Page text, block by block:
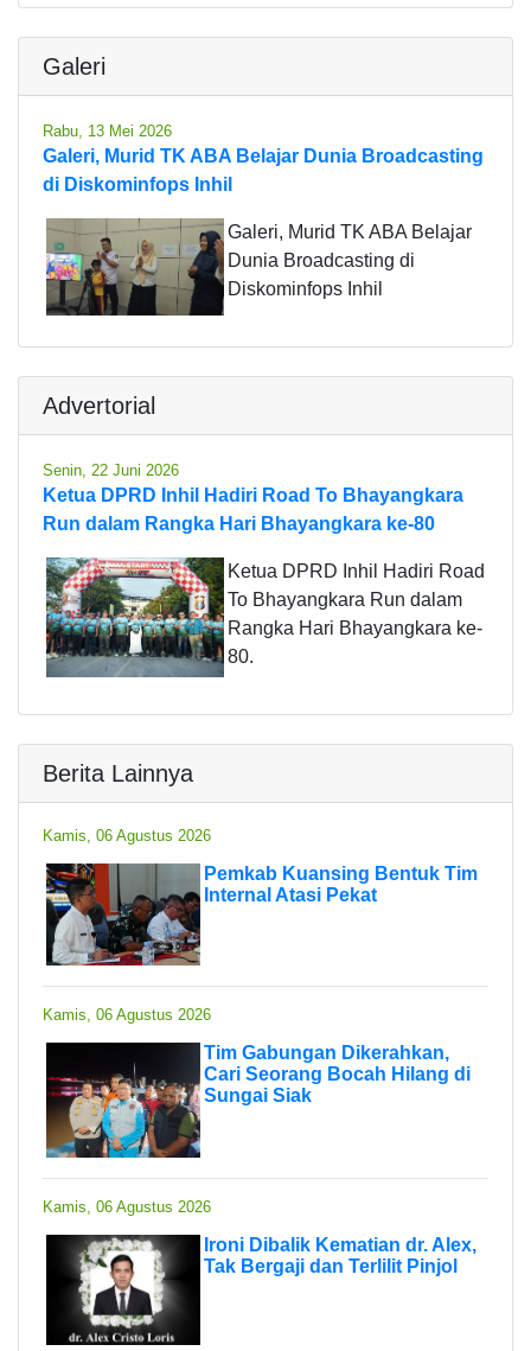
Galeri
Rabu, 13 Mei 2026
Galeri, Murid TK ABA Belajar Dunia Broadcasting
di Diskominfops Inhil
Galeri, Murid TK ABA Belajar
Dunia Broadcasting di
Diskominfops Inhil
Advertorial
Senin, 22 Juni 2026
Ketua DPRD Inhil Hadiri Road To Bhayangkara
Run dalam Rangka Hari Bhayangkara ke-80
Ketua DPRD Inhil Hadiri Road
To Bhayangkara Run dalam
Rangka Hari Bhayangkara ke-
80.
Berita Lainnya
Kamis, 06 Agustus 2026
Pemkab Kuansing Bentuk Tim
Internal Atasi Pekat
Kamis, 06 Agustus 2026
Tim Gabungan Dikerahkan,
Cari Seorang Bocah Hilang di
Sungai Siak
Kamis, 06 Agustus 2026
Ironi Dibalik Kematian dr. Alex,
Tak Bergaji dan Terlilit Pinjol